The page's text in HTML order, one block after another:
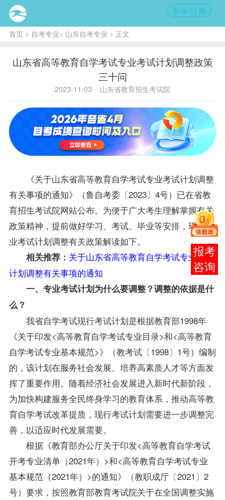
登录/注册
首页> 自考专业> 山东自考专业 > 正文
山东省高等教育自学考试专业考试计划调整政策
三十问
2023-11-03 山东省教育招生考试院
《关于山东省高等教育自学考试专业考试计划调整
有关事项的通知》（鲁自考委〔2023〕4号）已在省教
育招生考试院网站公布。为便于广大考生理解掌握有关
政策精神，提前做好学习、考试、毕业等安排，现就专
业考试计划调整有关政策解读如下。
相关推荐： 关于山东省高等教育自学考试专业考试
计划调整有关事项的通知
一、专业考试计划为什么要调整？调整的依据是什
么？
我省自学考试现行考试计划是根据教育部1998年
《关于印发<高等教育自学考试专业目录>和<高等教育
自学考试专业基本规范>》（教考试〔1998〕1号）编制
的，该计划在服务社会发展、培养高素质人才等方面发
挥了重要作用。随着经济社会发展进入新时代新阶段，
为加快构建服务全民终身学习的教育体系，推动高等教
育自学考试改革提质，现行考试计划需要进一步调整完
善，以适应时代发展需要。
根据《教育部办公厅关于印发<高等教育自学考试
开考专业清单（2021年）>和<高等教育自学考试专业
基本规范（2021年）>的通知》（教职成厅〔2021〕2
号）要求，按照教育部教育考试院关于在全国调整实施
报考
咨询